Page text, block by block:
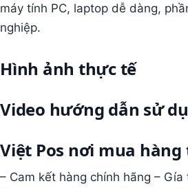
máy tính PC, laptop dễ dàng,
nghiệp.
Hình ảnh thực tế
Video hướng dẫn sử
Việt Pos nơi mua hàng
– Cam kết hàng chính hãng – Gía